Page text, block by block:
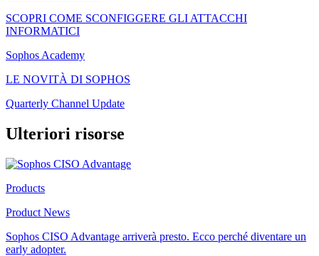
SCOPRI COME SCONFIGGERE GLI ATTACCHI
INFORMATICI
Sophos Academy
LE NOVITÀ DI SOPHOS
Quarterly Channel Update
Ulteriori risorse
Products
Product News
Sophos CISO Advantage arriverà presto. Ecco perché diventare un
early adopter.